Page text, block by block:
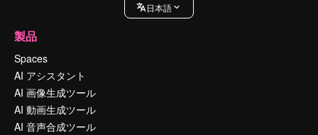
日本語
製品
Spaces
AI アシスタント
AI 画像生成ツール
AI 動画生成ツール
AI 音声合成ツール